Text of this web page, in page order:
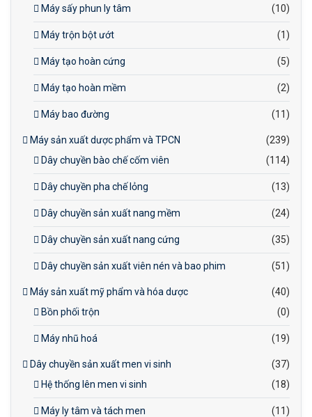
Máy sấy phun ly tâm (10)
Máy trộn bột ướt (1)
Máy tạo hoàn cứng (5)
Máy tạo hoàn mềm (2)
Máy bao đường (11)
Máy sản xuất dược phẩm và TPCN
(239)
Dây chuyền bào chế cốm viên
(114)
Dây chuyền pha chế lỏng (13)
Dây chuyền sản xuất nang mềm (24)
Dây chuyền sản xuất nang cứng (35)
Dây chuyền sản xuất viên nén và bao phim (51)
Máy sản xuất mỹ phẩm và hóa dược
(40)
Bồn phối trộn
(0)
Máy nhũ hoá (19)
Dây chuyền sản xuất men vi sinh
(37)
Hệ thống lên men vi sinh
(18)
Máy ly tâm và tách men (11)